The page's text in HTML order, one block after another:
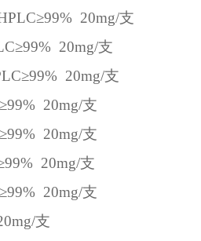
≥99% 20mg/支
≥99% 20mg/支
≥99% 20mg/支
≥99% 20mg/支
≥99% 20mg/支
99% 20mg/支
≥99% 20mg/支
支